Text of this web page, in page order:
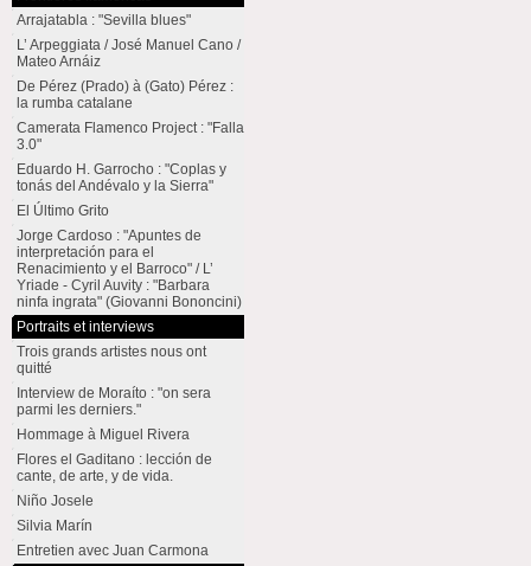
Arrajatabla : "Sevilla blues"
L’ Arpeggiata / José Manuel Cano /
Mateo Arnáiz
De Pérez (Prado) à (Gato) Pérez :
la rumba catalane
Camerata Flamenco Project : "Falla
3.0"
Eduardo H. Garrocho : "Coplas y
tonás del Andévalo y la Sierra"
El Último Grito
Jorge Cardoso : "Apuntes de
interpretación para el
Renacimiento y el Barroco" / L’
Yriade - Cyril Auvity : "Barbara
ninfa ingrata" (Giovanni Bononcini)
Portraits et interviews
Trois grands artistes nous ont
quitté
Interview de Moraíto : "on sera
parmi les derniers."
Hommage à Miguel Rivera
Flores el Gaditano : lección de
cante, de arte, y de vida.
Niño Josele
Silvia Marín
Entretien avec Juan Carmona